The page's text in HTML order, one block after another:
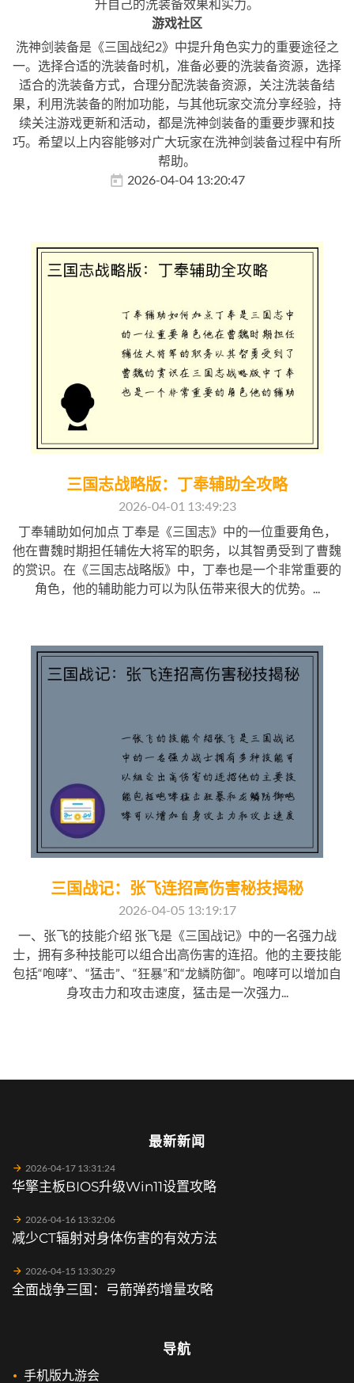
升自己的洗装备效果和实力。
游戏社区
洗神剑装备是《三国战纪2》中提升角色实力的重要途径之
一。选择合适的洗装备时机，准备必要的洗装备资源，选择
适合的洗装备方式，合理分配洗装备资源，关注洗装备结
果，利用洗装备的附加功能，与其他玩家交流分享经验，持
续关注游戏更新和活动，都是洗神剑装备的重要步骤和技
巧。希望以上内容能够对广大玩家在洗神剑装备过程中有所
帮助。
2026-04-04 13:20:47
三国志战略版：丁奉辅助全攻略
2026-04-01 13:49:23
丁奉辅助如何加点 丁奉是《三国志》中的一位重要角色，
他在曹魏时期担任辅佐大将军的职务，以其智勇受到了曹魏
的赏识。在《三国志战略版》中，丁奉也是一个非常重要的
角色，他的辅助能力可以为队伍带来很大的优势。...
三国战记：张飞连招高伤害秘技揭秘
2026-04-05 13:19:17
一、张飞的技能介绍 张飞是《三国战记》中的一名强力战
士，拥有多种技能可以组合出高伤害的连招。他的主要技能
包括“咆哮”、“猛击”、“狂暴”和“龙鳞防御”。咆哮可以增加自
身攻击力和攻击速度，猛击是一次强力...
最新新闻
2026-04-17 13:31:24
华擎主板BIOS升级Win11设置攻略
2026-04-16 13:32:06
减少CT辐射对身体伤害的有效方法
2026-04-15 13:30:29
全面战争三国：弓箭弹药增量攻略
导航
手机版九游会